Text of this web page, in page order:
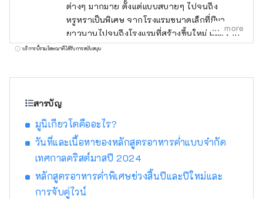
ต่างๆ มากมาย ตั้งแต่แบบสบายๆ ไปจนถึง
หรูหราเป็นพิเศษ จากโรงแรมขนาดเล็กที่มีมา
ยาวนานไปจนถึงโรงแรมที่สร้างขึ้นใหม่ และจาก
เขตเมืองไปจนถึงเกาะห่างไกล สิ่งที่พวกเขามี
more
บริการนี้รวมโฆษณาที่ได้รับการสนับสนุน
สารบัญ
มูนิเกียวโตคืออะไร?
วันที่และเนื้อหาของหลักสูตรอาหารค่ำแบบจำกัด
เทศกาลคริสต์มาสปี 2024
หลักสูตรอาหารค่ำพิเศษช่วงสิ้นปีและปีใหม่และ
การจับคู่ไวน์